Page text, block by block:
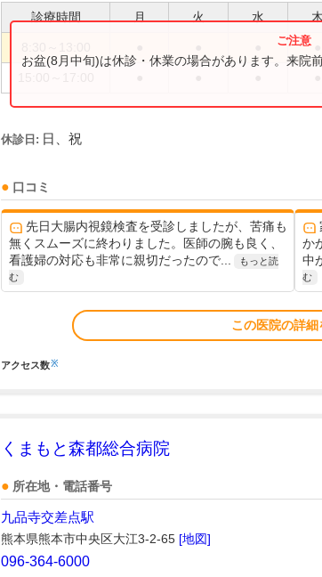
診療時間 月 火 水 木
お盆(8月中旬)は休診・休業の場合があります。来院
休診日: 日、祝
口コミ
先日大腸内視鏡検査を受診しましたが、苦痛も
無くスムーズに終わりました。医師の腕も良く、
看護婦の対応も非常に親切だったので...
もっと読
む
か
中
む
この医院の詳細
アクセス数※
くまもと森都総合病院
所在地・電話番号
九品寺交差点駅
熊本県熊本市中央区大江3-2-65 [地図]
096-364-6000